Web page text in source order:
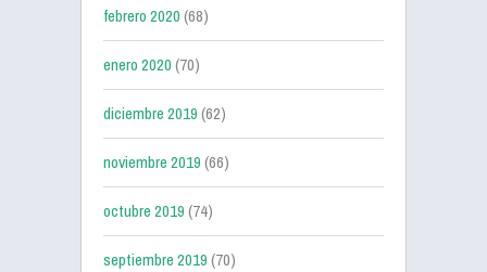
febrero 2020(68)
enero 2020(70)
diciembre 2019(62)
noviembre 2019(66)
octubre 2019(74)
septiembre 2019(70)